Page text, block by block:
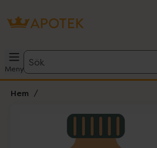
Meny
Sök
Hem
Lista: . Innehåller 1